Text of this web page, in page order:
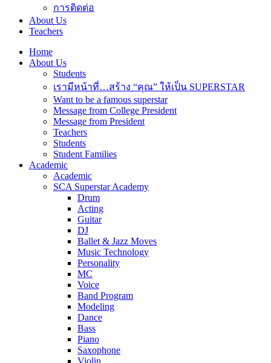
การติดต่อ
About Us
Teachers
Home
About Us
Students
เรามีหน้าที่…สร้าง “คุณ” ให้เป็น SUPERSTAR
Want to be a famous superstar
Message from College President
Message from President
Teachers
Students
Student Families
Academic
Academic
SCA Superstar Academy
Drum
Acting
Guitar
DJ
Ballet & Jazz Moves
Music Technology
Personality
MC
Voice
Band Program
Modeling
Dance
Bass
Piano
Saxophone
Violin